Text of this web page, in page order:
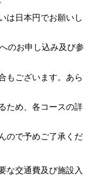
は日本円でお願いし
のお申し込み及び参
もございます。あら
ため、各コースの詳
ので予めご了承くだ
な交通費及び施設入